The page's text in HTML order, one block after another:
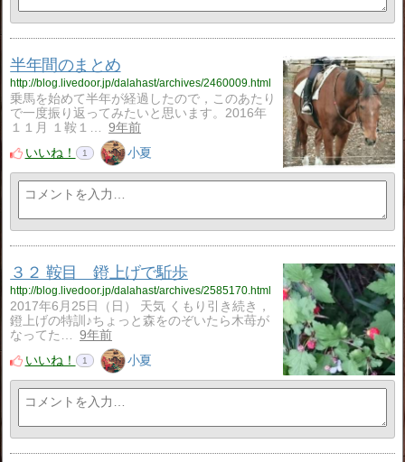
半年間のまとめ
http://blog.livedoor.jp/dalahast/archives/2460009.html
乗馬を始めて半年が経過したので，このあたり
で一度振り返ってみたいと思います。2016年
１１月 １鞍１…
9年前
いいね！
1 小夏
３２ 鞍目 鐙上げで駈歩
http://blog.livedoor.jp/dalahast/archives/2585170.html
2017年6月25日（日） 天気 くもり引き続き，
鐙上げの特訓♪ちょっと森をのぞいたら木苺が
なってた…
9年前
いいね！
1 小夏